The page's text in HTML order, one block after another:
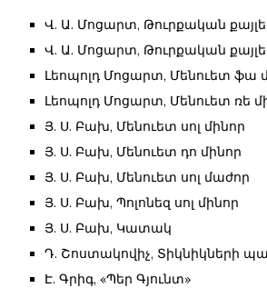
Վ. Ա. Մոցարտ, Թուրքական
Վ. Ա. Մոցարտ, Թուրքական
Լեոպոլդ Մոցարտ, Մենուետ ֆա
Լեոպոլդ Մոցարտ, Մենուետ ռե
Յ. Ս. Բախ, Մենուետ սոլ մինոր
Յ. Ս. Բախ, Մենուետ դո մինոր
Յ. Ս. Բախ, Մենուետ սոլ մաժոր
Յ. Ս. Բախ, Պոլոնեզ սոլ մինոր
Յ. Ս. Բախ, Կատակ
Դ. Շոստակովիչ, Տիկնիկների
Է. Գրիգ, «Պեր Գյունտ»